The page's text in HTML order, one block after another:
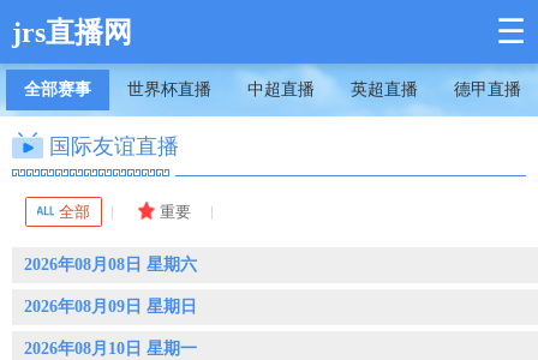
jrs直播网 ☰
全部赛事 世界杯直播 中超直播 英超直播 德甲直播
国际友谊直播
2026年08月08日 星期六
2026年08月09日 星期日
2026年08月10日 星期一